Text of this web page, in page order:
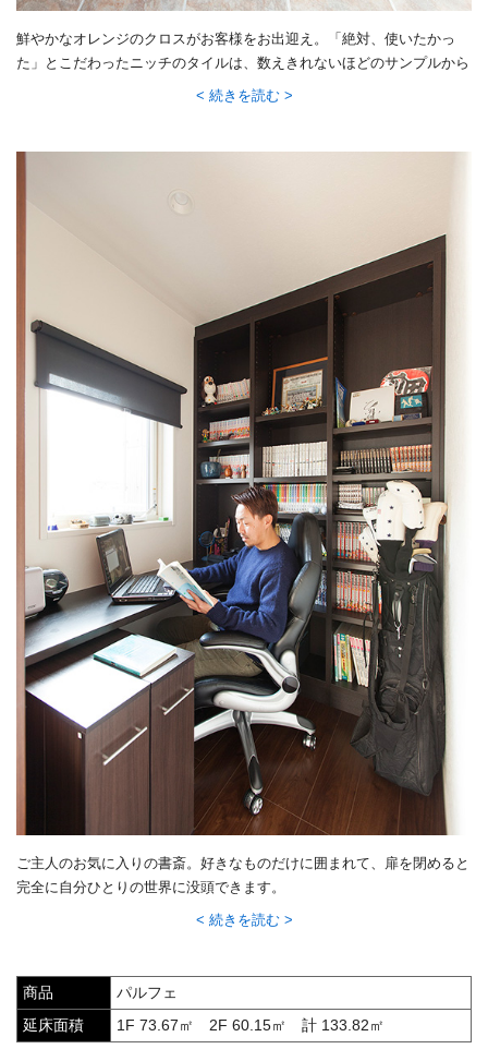
鮮やかなオレンジのクロスがお客様をお出迎え。「絶対、使いたかっ
た」とこだわったニッチのタイルは、数えきれないほどのサンプルから
続きを読む
ご主人のお気に入りの書斎。好きなものだけに囲まれて、扉を閉めると
完全に自分ひとりの世界に没頭できます。
続きを読む
商品
パルフェ
延床面積
1F 73.67㎡ 2F 60.15㎡ 計 133.82㎡